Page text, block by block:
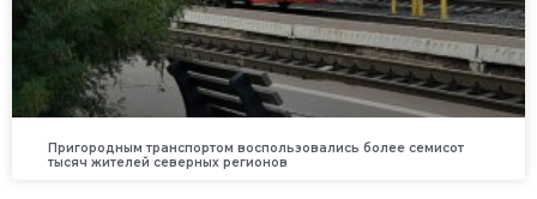
Пригородным транспортом воспользовались более семисот
тысяч жителей северных регионов